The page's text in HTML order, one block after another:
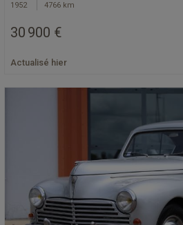
1952 4766 km
30 900 €
Actualisé hier